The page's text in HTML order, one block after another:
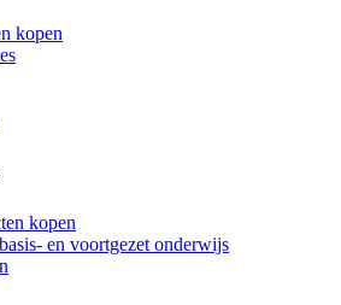
kopen
kopen
en voortgezet onderwijs